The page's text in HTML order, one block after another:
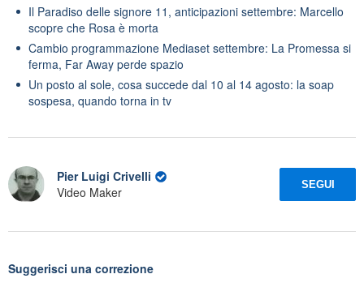
Il Paradiso delle signore 11, anticipazioni settembre: Marcello
scopre che Rosa è morta
Cambio programmazione Mediaset settembre: La Promessa si
ferma, Far Away perde spazio
Un posto al sole, cosa succede dal 10 al 14 agosto: la soap
sospesa, quando torna in tv
Pier Luigi Crivelli
Video Maker
SEGUI
Suggerisci una correzione